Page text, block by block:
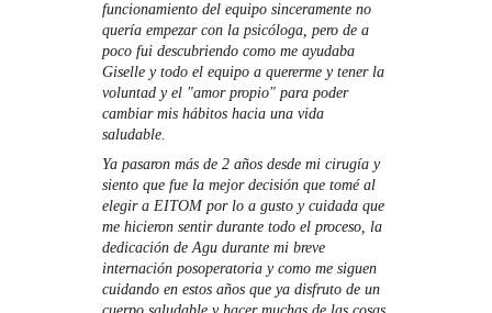
funcionamiento del equipo sinceramente no
quería empezar con la psicóloga, pero de a
poco fui descubriendo como me ayudaba
Giselle y todo el equipo a quererme y tener la
voluntad y el "amor propio" para poder
cambiar mis hábitos hacia una vida
saludable.
Ya pasaron más de 2 años desde mi cirugía y
siento que fue la mejor decisión que tomé al
elegir a EITOM por lo a gusto y cuidada que
me hicieron sentir durante todo el proceso, la
dedicación de Agu durante mi breve
internación posoperatoria y como me siguen
cuidando en estos años que ya disfruto de un